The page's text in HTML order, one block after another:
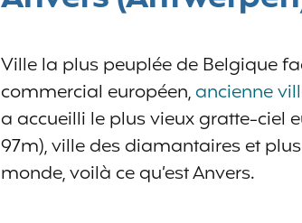
Ville la plus peuplée de Belgique
commercial européen,ancienne
a accueilli le plus vieux gratte-ciel
97m), ville des diamantaires et
monde, voilà ce qu’est Anvers.